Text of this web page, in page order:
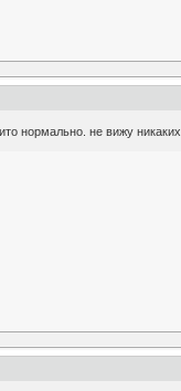
нормально. не вижу